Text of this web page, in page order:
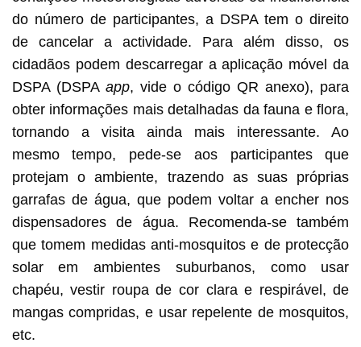
do número de participantes, a DSPA tem o direito
de cancelar a actividade. Para além disso, os
cidadãos podem descarregar a aplicação móvel da
DSPA (DSPA app, vide o código QR anexo), para
obter informações mais detalhadas da fauna e flora,
tornando a visita ainda mais interessante. Ao
mesmo tempo, pede-se aos participantes que
protejam o ambiente, trazendo as suas próprias
garrafas de água, que podem voltar a encher nos
dispensadores de água. Recomenda-se também
que tomem medidas anti-mosquitos e de protecção
solar em ambientes suburbanos, como usar
chapéu, vestir roupa de cor clara e respirável, de
mangas compridas, e usar repelente de mosquitos,
etc.